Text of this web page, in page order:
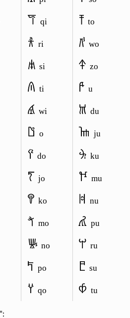
𐀥 qi
𐀪 ri
𐀯 si
𐀴 ti
𐀹 wi
𐀃 o
𐀈 do
𐀍 jo
𐀒 ko
𐀗 mo
𐀜 no
𐀡 po
𐀦 qo
𐀵to
𐀺wo
𐀿zo
𐀄u
𐀉du
𐀎ju
𐀓ku
𐀘mu
𐀝nu
𐀢pu
𐀬ru
𐀱su
𐀶tu
: